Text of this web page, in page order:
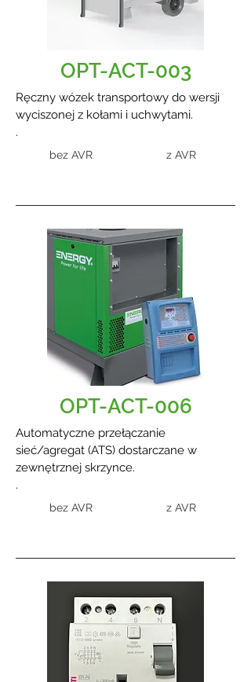
OPT-ACT-003
Ręczny wózek transportowy do wersji
wyciszonej z kołami i uchwytami.
.
bez AVR z AVR
OPT-ACT-006
Automatyczne przełączanie
sieć/agregat (ATS) dostarczane w
zewnętrznej skrzynce.
.
bez AVR z AVR